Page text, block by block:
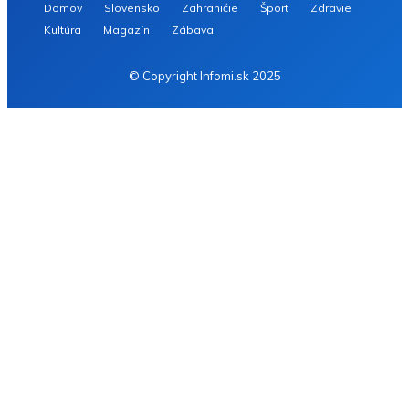
Domov Slovensko Zahraničie Šport
Zdravie
Kultúra
Magazín Zábava
© Copyright Infomi.sk 2025